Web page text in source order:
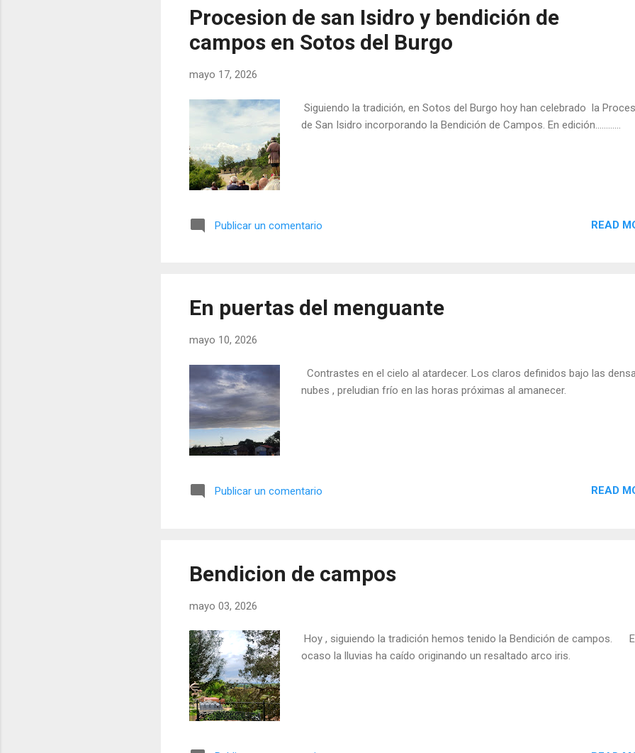
Procesion de san Isidro y bendición de
campos en Sotos del Burgo
mayo 17, 2026
Siguiendo la tradición, en Sotos del Burgo hoy han celebrado la
de San Isidro incorporando la Bendición de Campos. En edición............
Publicar un comentario READ
En puertas del menguante
mayo 10, 2026
Contrastes en el cielo al atardecer. Los claros definidos bajo las
nubes , preludian frío en las horas próximas al amanecer.
Publicar un comentario READ
Bendicion de campos
mayo 03, 2026
Hoy , siguiendo la tradición hemos tenido la Bendición de campos.
ocaso la lluvias ha caído originando un resaltado arco iris.